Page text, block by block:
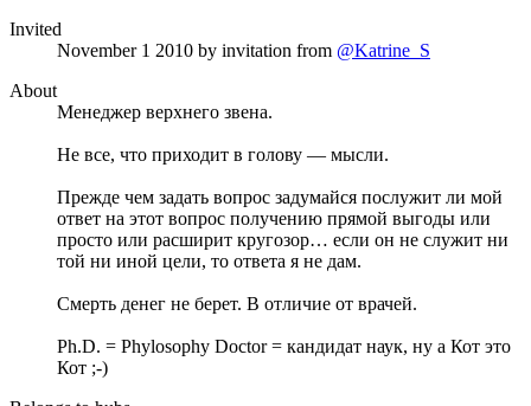
Invited
November 1 2010 by invitation from @Katrine_S
About
Менеджер верхнего звена.
Не все, что приходит в голову — мысли.
Прежде чем задать вопрос задумайся послужит ли мой
ответ на этот вопрос получению прямой выгоды или
просто или расширит кругозор… если он не служит ни
той ни иной цели, то ответа я не дам.
Смерть денег не берет. В отличие от врачей.
Ph.D. = Phylosophy Doctor = кандидат наук, ну а Кот это
Кот ;-)